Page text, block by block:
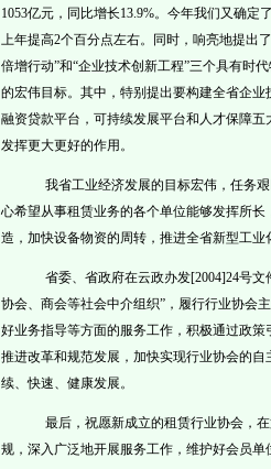
1053亿元，同比增长13.9%。今年我们又确定
上年提高2个百分点左右。同时，响亮地提出
倍增行动”和“企业技术创新工程”三个具有时
的宏伟目标。其中，特别提出要构建全省企
融资贷款平台，可持续发展平台和人才保障
发挥更大更好的作用。
我省工业经济发展的目标宏伟，任务
心希望从事租赁业务的各个单位能够发挥所
造，加快设备物资的周转，推进全省新型工业
省委、省政府在云政办发[2004]24号文
协会、商会等社会中介组织”，履行行业协会
好业务指导等方面的服务工作，积极通过政
推进改革和规范发展，加快实现行业协会的
续、快速、健康发展。
最后，祝愿新成立的租赁行业协会，
规，深入广泛地开展服务工作，维护好会员单